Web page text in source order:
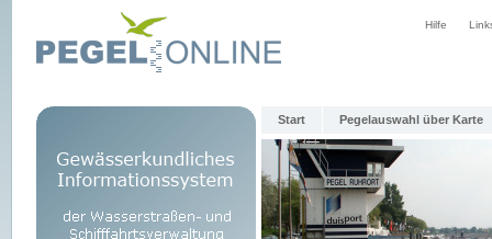
Hilfe
Start Pegelauswahl über Karte